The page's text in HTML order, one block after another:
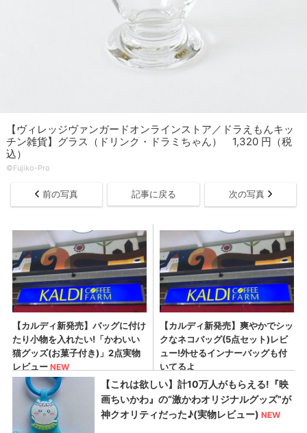
【ヴィレッジヴァンガードオンラインストア／ドラえもんキッ
チン雑貨】グラス（ドリンク・ドラミちゃん） 1,320 円（税
込）
©Fujiko-Pro
前の写真 記事に戻る 次の写真